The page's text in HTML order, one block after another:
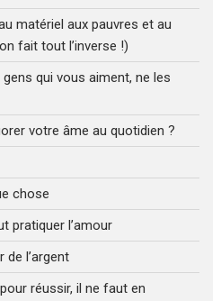
matériel aux pauvres et au
fait tout l’inverse !)
qui vous aiment, ne les
votre âme au quotidien ?
chose
pratiquer l’amour
de l’argent
réussir, il ne faut en